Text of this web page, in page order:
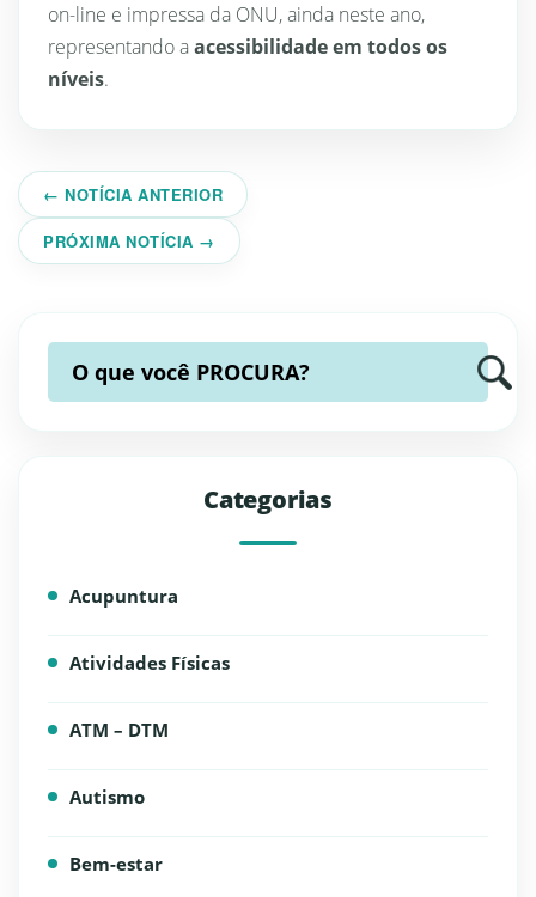
on-line e impressa da ONU, ainda neste ano,
representando aacessibilidade em todos os
níveis.
← NOTÍCIA ANTERIOR
PRÓXIMA NOTÍCIA →
O que você PROCURA?
Categorias
Acupuntura
Atividades Físicas
ATM – DTM
Autismo
Bem-estar